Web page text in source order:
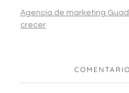
Agencia de marketing
crecer